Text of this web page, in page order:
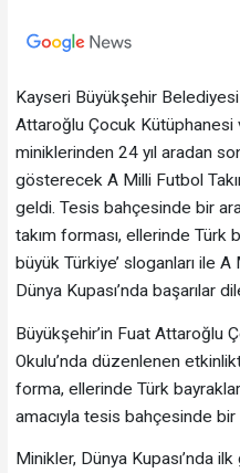
Kayseri Büyükşehir
Attaroğlu Çocuk Kütüphanesi
miniklerinden 24 yıl aradan
gösterecek A Milli Futbol
geldi. Tesis bahçesinde bir
takım forması, ellerinde Türk
büyük Türkiye’ sloganları ile A
Dünya Kupası’nda başarılar
Büyükşehir’in Fuat Attaroğlu
Okulu’nda düzenlenen
forma, ellerinde Türk
amacıyla tesis bahçesinde bir
Minikler, Dünya Kupası’nda